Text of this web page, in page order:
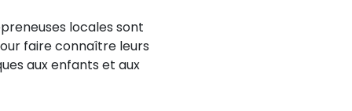
locales sont
faire connaître leurs
aux enfants et aux